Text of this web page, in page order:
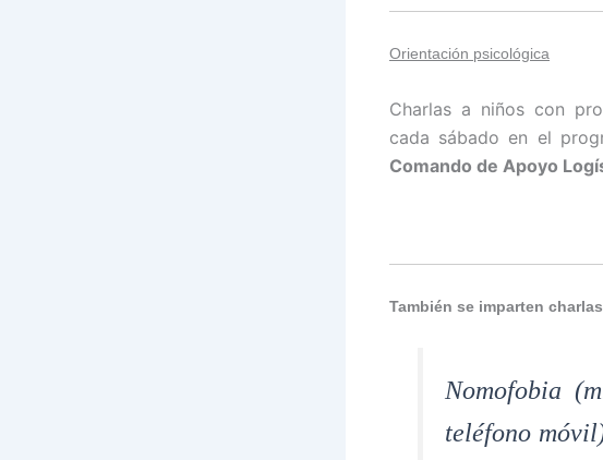
Orientación psicológica
Charlas a niños con
cada sábado en el
Comando de Apoyo
También se imparten
Nomofobia
teléfono